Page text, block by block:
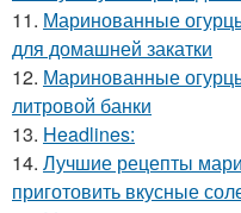
11. Маринованные
для домашней закатки
12. Маринованные
литровой банки
13. Headlines:
14. Лучшие рецепты
приготовить вкусные